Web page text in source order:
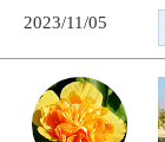
2023/11/05